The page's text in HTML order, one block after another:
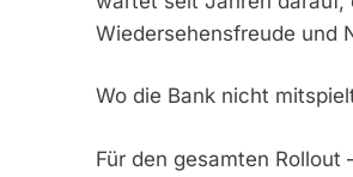
Wiedersehensfreude und
Wo die Bank nicht
Für den gesamten